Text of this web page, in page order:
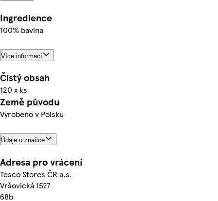
Ingredience
100% bavlna
Více informací
Čistý obsah
120 x ks
Země původu
Vyrobeno v Polsku
Údaje o značce
Adresa pro vrácení
Tesco Stores ČR a.s.
Vršovická 1527
68b